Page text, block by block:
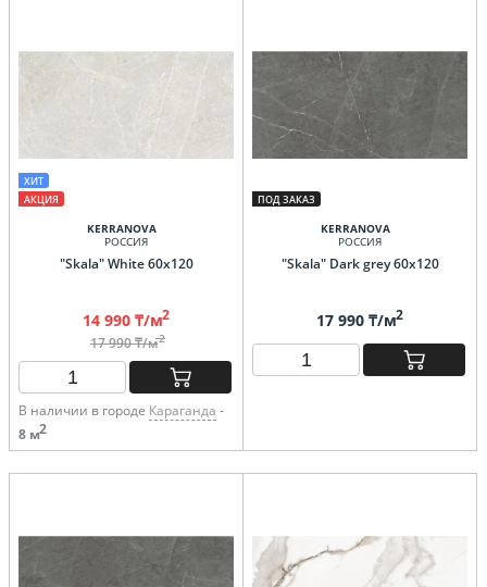
ХИТ
АКЦИЯ
KERRANOVA
РОССИЯ
"Skala" White 60х120
14 990 ₸/м2
17 990 ₸/м2
В наличии в городе Караганда -
8 м2
ПОД ЗАКАЗ
KERRANOVA
РОССИЯ
"Skala" Dark grey 60х120
17 990 ₸/м2